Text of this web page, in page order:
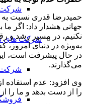
شرکت
شرکت های
شرکت
حمیدرضا قدری نسبت به
جهانی هشدار داد: اگر ما
نکنیم، در مسیر رشد و
به‌ویژه در دنیای
در حال پیشرفت است،
می‌گذارند.
وی افزود: عدم استفاده
را از دست بدهد و ما را